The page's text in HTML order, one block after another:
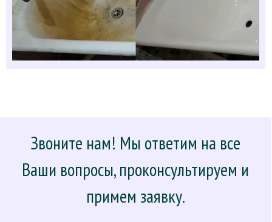
Звоните нам! Мы ответим на все
Ваши вопросы, проконсультируем и
примем заявку.